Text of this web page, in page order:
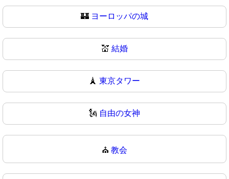
🏰 ヨーロッパの城
💒 結婚
🗼 東京タワー
🗽 自由の女神
⛪ 教会